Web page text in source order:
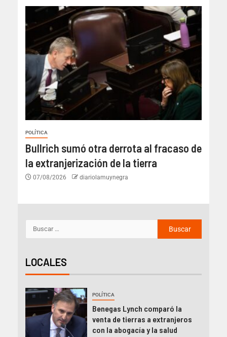
POLÍTICA
Bullrich sumó otra derrota al fracaso de
la extranjerización de la tierra
07/08/2026 diariolamuynegra
LOCALES
POLÍTICA
Benegas Lynch comparó la
venta de tierras a extranjeros
con la abogacía y la salud